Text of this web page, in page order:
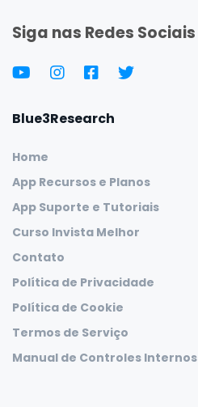
Siga nas Redes Sociais
Blue3Research
Home
App Recursos e Planos
App Suporte e Tutoriais
Curso Invista Melhor
Contato
Política de Privacidade
Política de Cookie
Termos de Serviço
Manual de Controles Internos